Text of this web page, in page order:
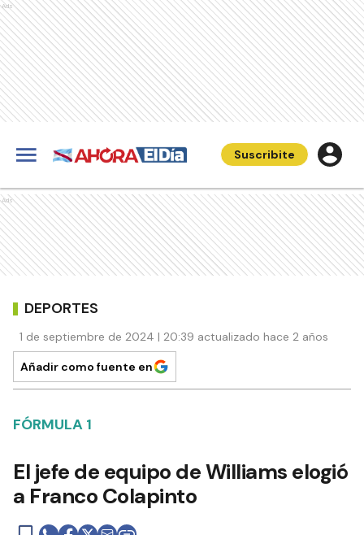
Ads
Suscribite
Ads
DEPORTES
1 de septiembre de 2024 | 20:39 actualizado hace 2 años
Añadir como fuente en
FÓRMULA 1
El jefe de equipo de Williams elogió
a Franco Colapinto